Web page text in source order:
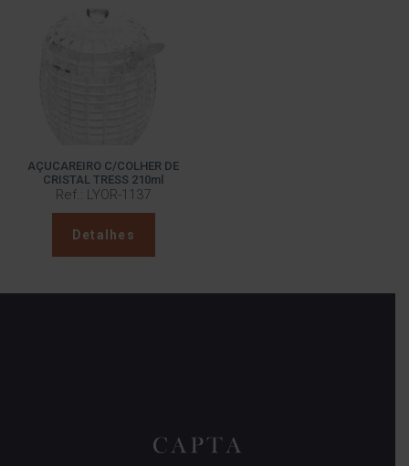
AÇUCAREIRO C/COLHER DE
CRISTAL TRESS 210ml
Ref.: LYOR-1137
Detalhes